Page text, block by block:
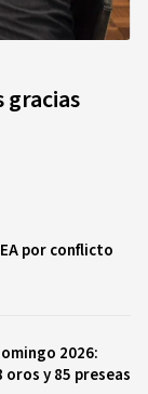
gracias
por conflicto
2026:
oros y 85 preseas